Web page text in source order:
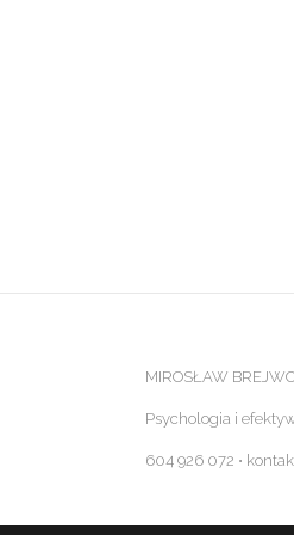
MIROSŁAW
Psychologia i
604 926 072 ⋅